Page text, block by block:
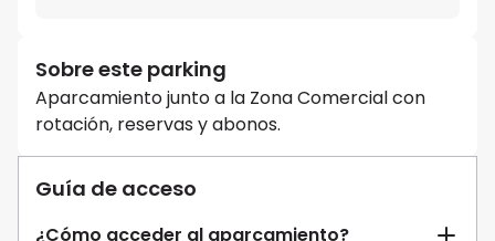
Sobre este parking
Aparcamiento junto a la Zona Comercial con
rotación, reservas y abonos.
Guía de acceso
¿Cómo acceder al aparcamiento?